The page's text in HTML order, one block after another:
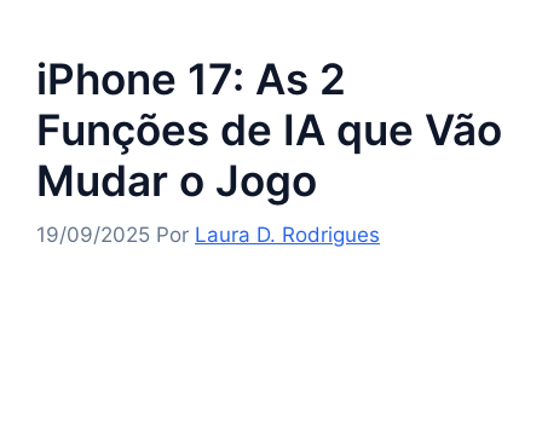
iPhone 17: As 2
Funções de IA que Vão
Mudar o Jogo
19/09/2025 Por Laura D. Rodrigues